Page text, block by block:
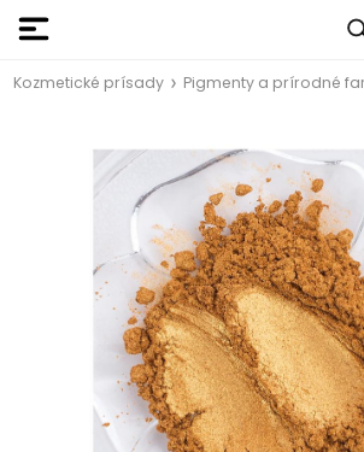
Kozmetické prísady Pigmenty a prírodné